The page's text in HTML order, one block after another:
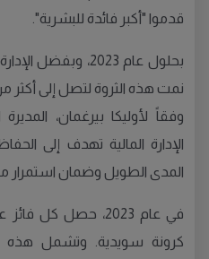
قدموا "أكبر فائدة للبشرية".
بحلول عام 2023،
نمت هذه الثروة لتصل إلى أكثر
وفقاً لأوليكا بيرغمان،
الإدارة المالية تهدف إلى
المدى الطويل وضمان استمرار